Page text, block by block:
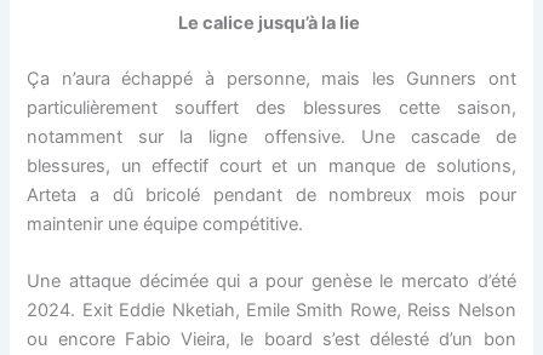
Le calice jusqu’à la lie
Ça n’aura échappé à personne, mais les Gunners ont
particulièrement souffert des blessures cette saison,
notamment sur la ligne offensive. Une cascade de
blessures, un effectif court et un manque de solutions,
Arteta a dû bricolé pendant de nombreux mois pour
maintenir une équipe compétitive.
Une attaque décimée qui a pour genèse le mercato d’été
2024. Exit Eddie Nketiah, Emile Smith Rowe, Reiss Nelson
ou encore Fabio Vieira, le board s’est délesté d’un bon